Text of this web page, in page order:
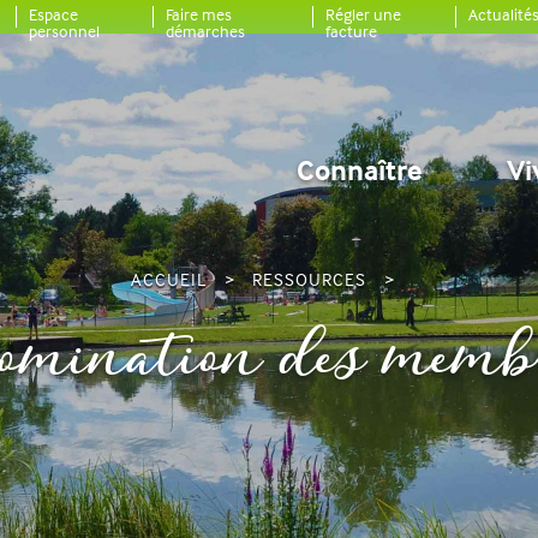
Espace
personnel
Faire mes
démarches
Régler une
facture
Actualités
Connaître
ACCUEIL RESSOURCES
des